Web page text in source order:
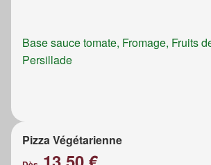
Base sauce tomate, Fromage, Fruits
Persillade
Pizza Végétarienne